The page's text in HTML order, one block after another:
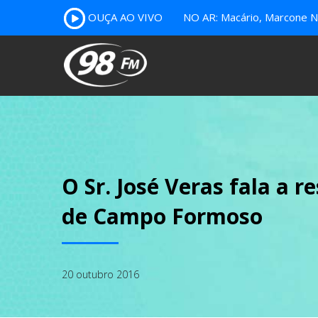
OUÇA AO VIVO NO AR: Macário, Marcone
O Sr. José Veras fala a
de Campo Formoso
20 outubro 2016